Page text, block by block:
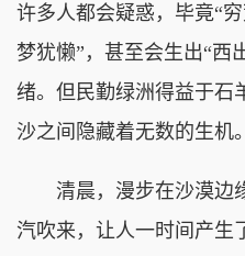
许多人都会疑惑，毕竟“
梦犹懒”，甚至会生出“西
绪。但民勤绿洲得益于石
沙之间隐藏着无数的生机。
清晨，漫步在沙漠边
汽吹来，让人一时间产生